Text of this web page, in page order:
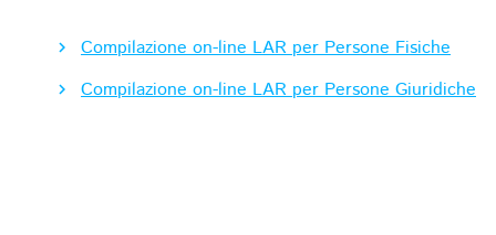
Compilazione on-line LAR per Persone Fisiche
Compilazione on-line LAR per Persone Giuridiche